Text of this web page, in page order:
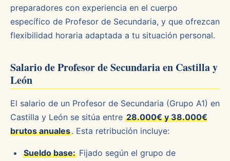
preparadores con experiencia en el cuerpo
específico de Profesor de Secundaria, y que ofrezcan
flexibilidad horaria adaptada a tu situación personal.
Salario de Profesor de Secundaria en Castilla y
León
El salario de un Profesor de Secundaria (Grupo A1) en
Castilla y León se sitúa entre 28.000€ y 38.000€
brutos anuales. Esta retribución incluye:
Sueldo base: Fijado según el grupo de